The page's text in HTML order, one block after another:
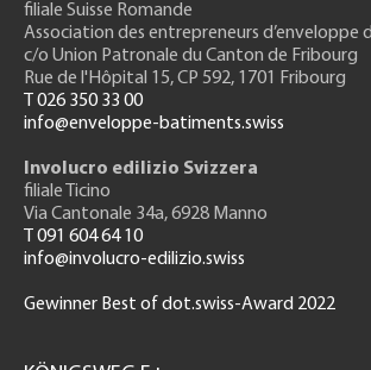
filiale Suisse Romande
Association des entrepreneurs d’enveloppe
c/o Union Patronale du Canton de Fribourg
Rue de l'Hôpital 15, CP 592, 1701 Fribourg
T 026 350 33 00
info@enveloppe-batiments.swiss
Involucro edilizio Svizzera
filiale Ticino
Via Cantonale 34a, 6928 Manno
T 091 604 64 10
info@involucro-edilizio.swiss
Gewinner Best of dot.swiss-Award 2022